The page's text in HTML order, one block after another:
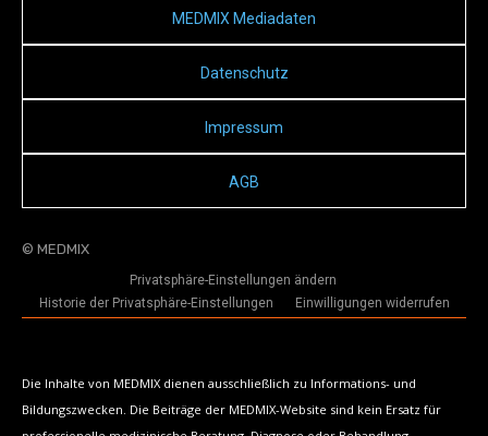
MEDMIX Mediadaten
Datenschutz
Impressum
AGB
© MEDMIX
Privatsphäre-Einstellungen ändern
Historie der Privatsphäre-Einstellungen
Einwilligungen widerrufen
Die Inhalte von MEDMIX dienen ausschließlich zu Informations- und
Bildungszwecken. Die Beiträge der MEDMIX-Website sind kein Ersatz für